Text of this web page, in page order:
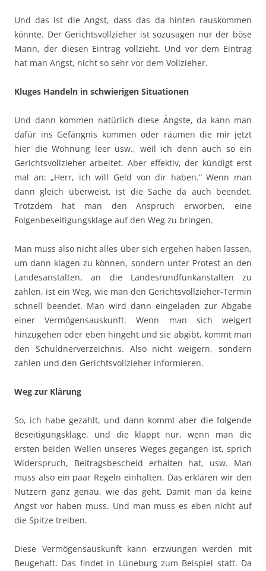
Und das ist die Angst, dass das da hinten rauskommen
könnte. Der Gerichtsvollzieher ist sozusagen nur der böse
Mann, der diesen Eintrag vollzieht. Und vor dem Eintrag
hat man Angst, nicht so sehr vor dem Vollzieher.
Kluges Handeln in schwierigen Situationen
Und dann kommen natürlich diese Ängste, da kann man
dafür ins Gefängnis kommen oder räumen die mir jetzt
hier die Wohnung leer usw., weil ich denn auch so ein
Gerichtsvollzieher arbeitet. Aber effektiv, der kündigt erst
mal an: „Herr, ich will Geld von dir haben.“ Wenn man
dann gleich überweist, ist die Sache da auch beendet.
Trotzdem hat man den Anspruch erworben, eine
Folgenbeseitigungsklage auf den Weg zu bringen.
Man muss also nicht alles über sich ergehen haben lassen,
um dann klagen zu können, sondern unter Protest an den
Landesanstalten, an die Landesrundfunkanstalten zu
zahlen, ist ein Weg, wie man den Gerichtsvollzieher-Termin
schnell beendet. Man wird dann eingeladen zur Abgabe
einer Vermögensauskunft. Wenn man sich weigert
hinzugehen oder eben hingeht und sie abgibt, kommt man
den Schuldnerverzeichnis. Also nicht weigern, sondern
zahlen und den Gerichtsvollzieher informieren.
Weg zur Klärung
So, ich habe gezahlt, und dann kommt aber die folgende
Beseitigungsklage, und die klappt nur, wenn man die
ersten beiden Wellen unseres Weges gegangen ist, sprich
Widerspruch, Beitragsbescheid erhalten hat, usw. Man
muss also ein paar Regeln einhalten. Das erklären wir den
Nutzern ganz genau, wie das geht. Damit man da keine
Angst vor haben muss. Und man muss es eben nicht auf
die Spitze treiben.
Diese Vermögensauskunft kann erzwungen werden mit
Beugehaft. Das findet in Lüneburg zum Beispiel statt. Da